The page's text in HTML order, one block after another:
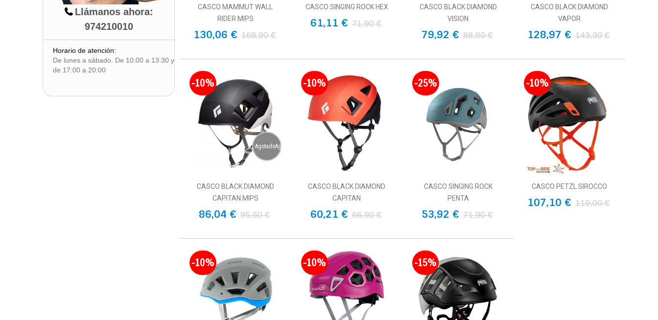
Llámanos ahora:
974210010
Horario de atención:
De lunes a sábado. De 10:00 a 13:30 y
de 17:00 a 20:00
CASCO MAMMUT WALL
RIDER MIPS
130,06 € 168,90 €
CASCO SINGING ROCK HEX
61,11 € 71,90 €
CASCO BLACK DIAMOND
VISION
79,92 € 88,80 €
CASCO BLACK DIAMOND
VAPOR
128,97 € 143,30 €
AgotadoAgotado
-10%
CASCO BLACK DIAMOND
CAPITAN MIPS
86,04 € 95,60 €
-10%
CASCO BLACK DIAMOND
CAPITAN
60,21 € 66,90 €
-25%
CASCO SINGING ROCK
PENTA
53,92 € 71,90 €
-10%
CASCO PETZL SIROCCO
107,10 € 119,00 €
-10% -10% -15%